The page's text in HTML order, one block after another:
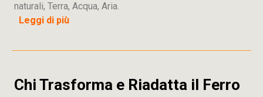
naturali, Terra, Acqua, Aria.
Leggi di più
Chi Trasforma e Riadatta il Ferro